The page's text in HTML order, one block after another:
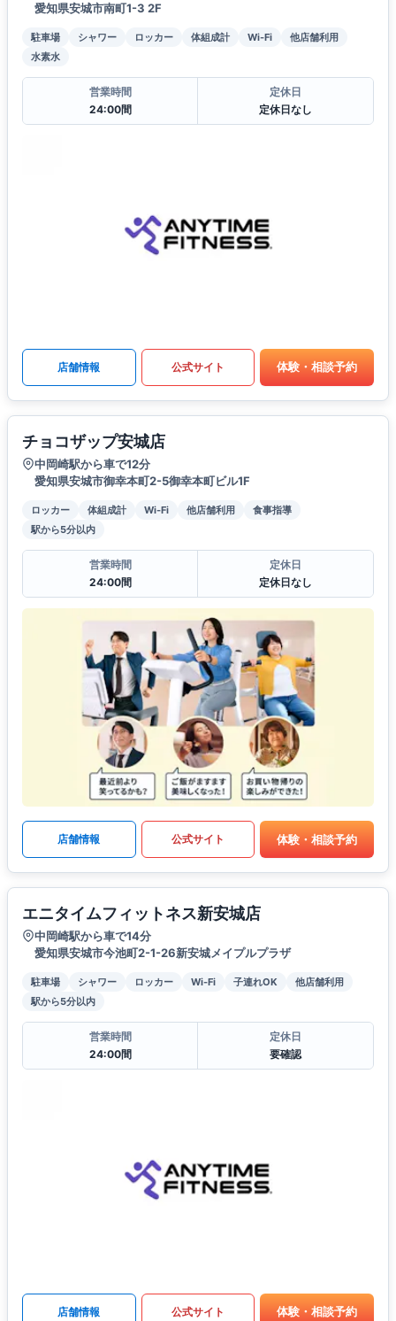
愛知県安城市南町1-3 2F
駐車場 シャワー ロッカー 体組成計 Wi-Fi
他店舗利用
水素水
営業時間
24:00間
定休日
定休日なし
店舗情報 公式サイト 体験・相談予約
チョコザップ安城店
中岡崎駅から車で12分
愛知県安城市御幸本町2-5御幸本町ビル1F
ロッカー 体組成計 Wi-Fi 他店舗利用
食事指導
駅から5分以内
営業時間
24:00間
定休日
定休日なし
店舗情報 公式サイト 体験・相談予約
エニタイムフィットネス新安城店
中岡崎駅から車で14分
愛知県安城市今池町2-1-26新安城メイプルプラザ
駐車場 シャワー ロッカー Wi-Fi 子連れOK
他店舗利用
駅から5分以内
営業時間
24:00間
定休日
要確認
店舗情報 公式サイト 体験・相談予約